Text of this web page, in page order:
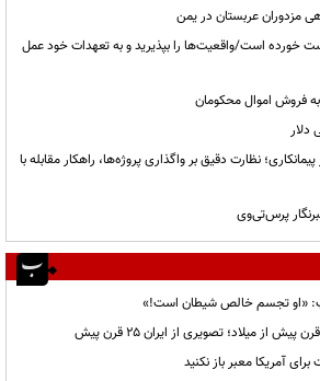
مزدوران عربستان در یمن
خورده است/واقعیت‌ها را بپذیرید و به تعهدات خود عمل
به فروش اموال محکومان
دلار
نظارت دقیق بر واگذاری پروژه‌ها، راهکار مقابله با
پرس‌تی‌وی
«او تجسم خالص شیطان است!»
آمریکا معبر باز نکنید